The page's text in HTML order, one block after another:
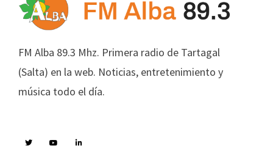
FM Alba 89.3 Mhz. Primera radio de Tartagal
(Salta) en la web. Noticias, entretenimiento y
música todo el día.